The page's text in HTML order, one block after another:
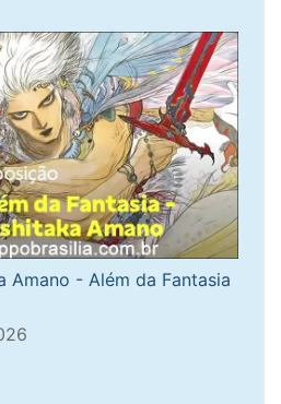
Amano - Além da Fantasia